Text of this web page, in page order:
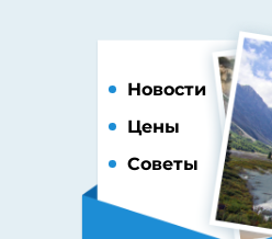
Новости
Цены
Советы